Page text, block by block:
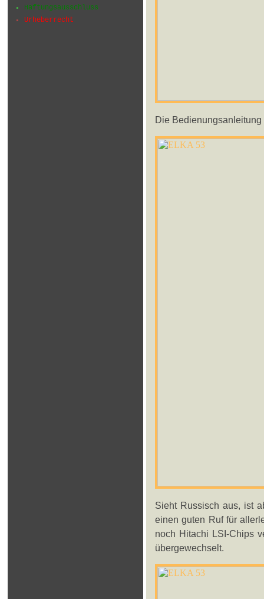
Haftungsausschluss
Urheberrecht
Die Bedienungsanleitung
Sieht Russisch aus, ist
einen guten Ruf für
noch Hitachi LSI-Chips
übergewechselt.